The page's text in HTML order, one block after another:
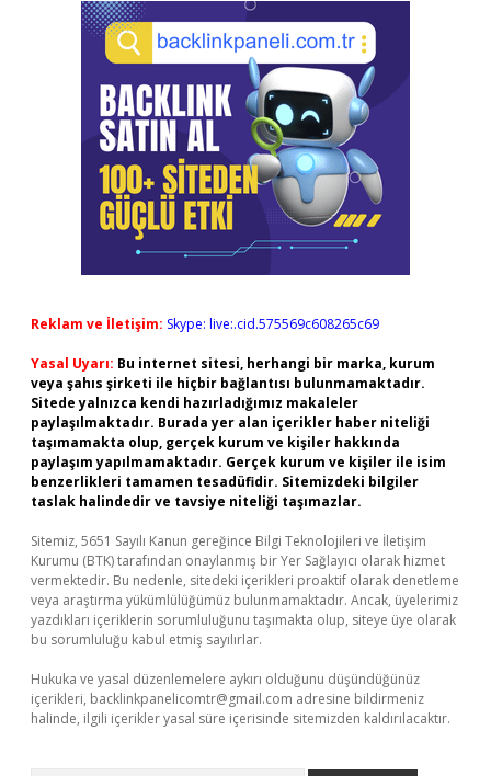
Reklam ve İletişim: Skype: live:.cid.575569c608265c69
Yasal Uyarı: Bu internet sitesi, herhangi bir marka, kurum
veya şahıs şirketi ile hiçbir bağlantısı bulunmamaktadır.
Sitede yalnızca kendi hazırladığımız makaleler
paylaşılmaktadır. Burada yer alan içerikler haber niteliği
taşımamakta olup, gerçek kurum ve kişiler hakkında
paylaşım yapılmamaktadır. Gerçek kurum ve kişiler ile isim
benzerlikleri tamamen tesadüfidir. Sitemizdeki bilgiler
taslak halindedir ve tavsiye niteliği taşımazlar.
Sitemiz, 5651 Sayılı Kanun gereğince Bilgi Teknolojileri ve İletişim
Kurumu (BTK) tarafından onaylanmış bir Yer Sağlayıcı olarak hizmet
vermektedir. Bu nedenle, sitedeki içerikleri proaktif olarak denetleme
veya araştırma yükümlülüğümüz bulunmamaktadır. Ancak, üyelerimiz
yazdıkları içeriklerin sorumluluğunu taşımakta olup, siteye üye olarak
bu sorumluluğu kabul etmiş sayılırlar.
Hukuka ve yasal düzenlemelere aykırı olduğunu düşündüğünüz
içerikleri, backlinkpanelicomtr@gmail.com adresine bildirmeniz
halinde, ilgili içerikler yasal süre içerisinde sitemizden kaldırılacaktır.